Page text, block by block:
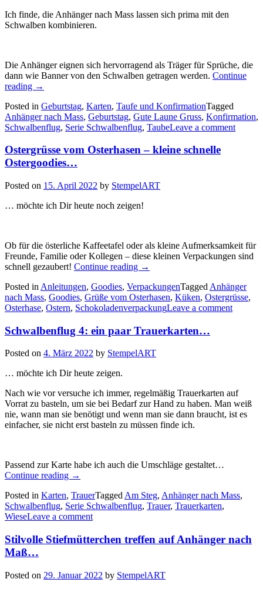
Ich finde, die Anhänger nach Mass lassen sich prima mit den
Schwalben kombinieren.
Die Anhänger eignen sich hervorragend als Träger für Sprüche, die
dann wie Banner von den Schwalben getragen werden. Continue
reading „Schwalbenflug
Schwalben
und
Anhänger
Mass…“
→
Posted in Geburtstag, Karten, Taufe und KonfirmationTagged
Anhänger nach Mass, Geburtstag, Gute Laune Gruss, Konfirmation,
Schwalbenflug, Serie Schwalbenflug, TaubeLeave a comment
Ostergrüsse vom Osterhasen – kleine schnelle
Ostergoodies…
Posted on 15. April 2022 by StempelART
… möchte ich Dir heute noch zeigen!
Ob für die österliche Kaffeetafel oder als kleine Aufmerksamkeit für
Freunde, Familie oder Kollegen – diese kleinen Verpackungen sind
schnell gezaubert! Continue reading „Ostergrüsse
Osterhasen
–
kleine
Ostergoodies…“
→
Posted in Anleitungen, Goodies, VerpackungenTagged Anhänger
nach Mass, Goodies, Grüße vom Osterhasen, Küken, Ostergrüsse,
Osterhase, Ostern, SchokoladenverpackungLeave a comment
Schwalbenflug 4: ein paar Trauerkarten…
Posted on 4. März 2022 by StempelART
… möchte ich Dir heute zeigen.
Nach wie vor versuche ich immer, regelmäßig Trauerkarten auf
Vorrat zu basteln, um sie bei Bedarf zur Hand zu haben. Man weiß
nie, wann man sie benötigt und wenn man sie dann braucht, ist es
einfacher, sie nicht erst basteln zu müssen finde ich.
Passend zur Karte habe ich auch die Umschläge gestaltet…
Continue reading „Schwalbenflug
ein
paar
Trauerkarten…“
→
Posted in Karten, TrauerTagged Am Steg, Anhänger nach Mass,
Schwalbenflug, Serie Schwalbenflug, Trauer, Trauerkarten,
WieseLeave a comment
Stilvolle Stiefmütterchen treffen auf Anhänger nach
Maß…
Posted on 29. Januar 2022 by StempelART